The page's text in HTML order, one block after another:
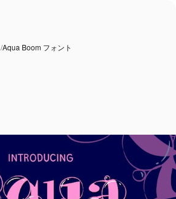
/Aqua Boom フォント